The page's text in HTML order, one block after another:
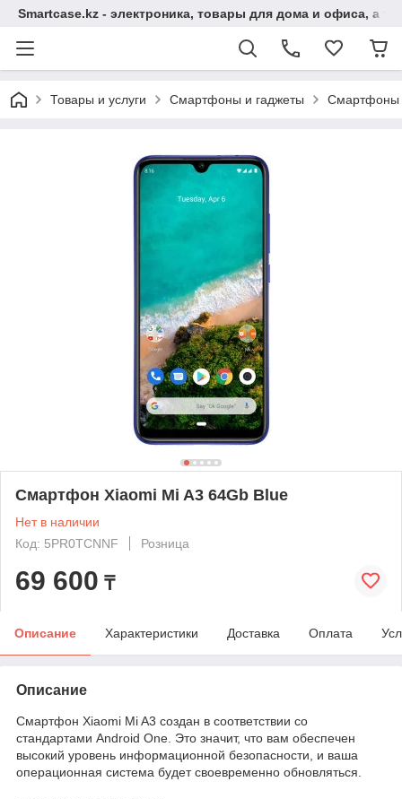
Smartcase.kz - электроника, товары для дома и офиса, а
Товары и услуги Смартфоны и гаджеты Смартфоны
Смартфон Xiaomi Mi A3 64Gb Blue
Нет в наличии
Код: 5PR0TCNNF
Розница
69 600 ₸
Описание Характеристики Доставка Оплата
Описание
Смартфон Xiaomi Mi A3 создан в соответствии со
стандартами Android One. Это значит, что вам обеспечен
высокий уровень информационной безопасности, и ваша
операционная система будет своевременно обновляться.